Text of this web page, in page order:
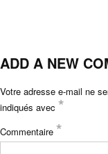
ADD A NEW
Votre adresse e-mail ne
indiqués avec *
Commentaire *